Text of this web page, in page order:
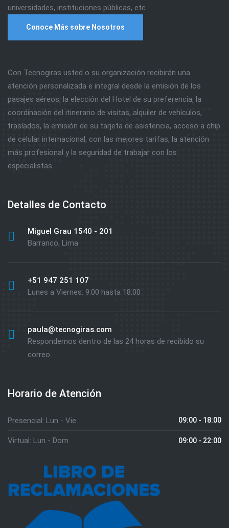
universidades, instituciones públicas, etc.
Conoce Más sobre Nosotros
Con Tecnogiras usted o su organización recibirán una
atención personalizada e integral desde la emisión de los
pasajes aéreos, la elección del Hotel de su preferencia, la
coordinación del itinerario de visitas, alquiler de vehículos,
traslados, la emisión de su tarjeta de asistencia, acceso a chip
de celular internacional, con las mejores tarifas, la atención
más profesional y la seguridad de trabajar con los
especialistas.
Detalles de Contacto
Miguel Grau 1540 - 201
Barranco, Lima
+51 947 251 107
Lunes a Viernes: 9:00 hasta 18:00
paula@tecnogiras.com
Respondemos dentro de las 24 horas de recibido su
correo
Horario de Atención
Presencial: Lun - Vie 09:00 - 18:00
Virtual: Lun - Dom 09:00 - 22:00